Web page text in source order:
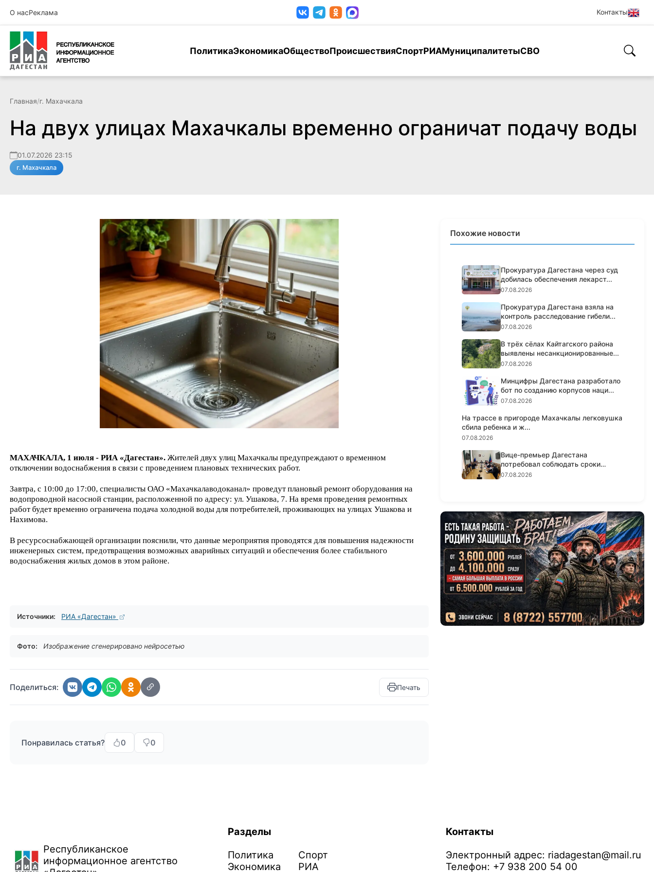
О насРеклама Контакты
ПолитикаЭкономикаОбществоПроисшествияСпортРИАМуниципалитетыСВО
Главная/г. Махачкала
На двух улицах Махачкалы временно ограничат подачу воды
01.07.2026 23:15
г. Махачкала
МАХАЧКАЛА, 1 июля - РИА «Дагестан». Жителей двух улиц Махачкалы предупреждают о временном
отключении водоснабжения в связи с проведением плановых технических работ.
Завтра, с 10:00 до 17:00, специалисты ОАО «Махачкалаводоканал» проведут плановый ремонт оборудования на
водопроводной насосной станции, расположенной по адресу: ул. Ушакова, 7. На время проведения ремонтных
работ будет временно ограничена подача холодной воды для потребителей, проживающих на улицах Ушакова и
Нахимова.
В ресурсоснабжающей организации пояснили, что данные мероприятия проводятся для повышения надежности
инженерных систем, предотвращения возможных аварийных ситуаций и обеспечения более стабильного
водоснабжения жилых домов в этом районе.
Источники: РИА «Дагестан»
Фото: Изображение сгенерировано нейросетью
Поделиться: Печать
Понравилась статья? 0 0
Похожие новости
Прокуратура Дагестана через суд
добилась обеспечения лекарст...
07.08.2026
Прокуратура Дагестана взяла на
контроль расследование гибели...
07.08.2026
В трёх сёлах Кайтагского района
выявлены несанкционированные...
07.08.2026
Минцифры Дагестана разработало
бот по созданию корпусов наци...
07.08.2026
На трассе в пригороде Махачкалы легковушка
сбила ребенка и ж...
07.08.2026
Вице-премьер Дагестана
потребовал соблюдать сроки
реализации...
07.08.2026
Республиканское
информационное агентство
Разделы
Политика
Экономика
Спорт
РИА
Контакты
Электронный адрес: riadagestan@mail.ru
Телефон: +7 938 200 54 00